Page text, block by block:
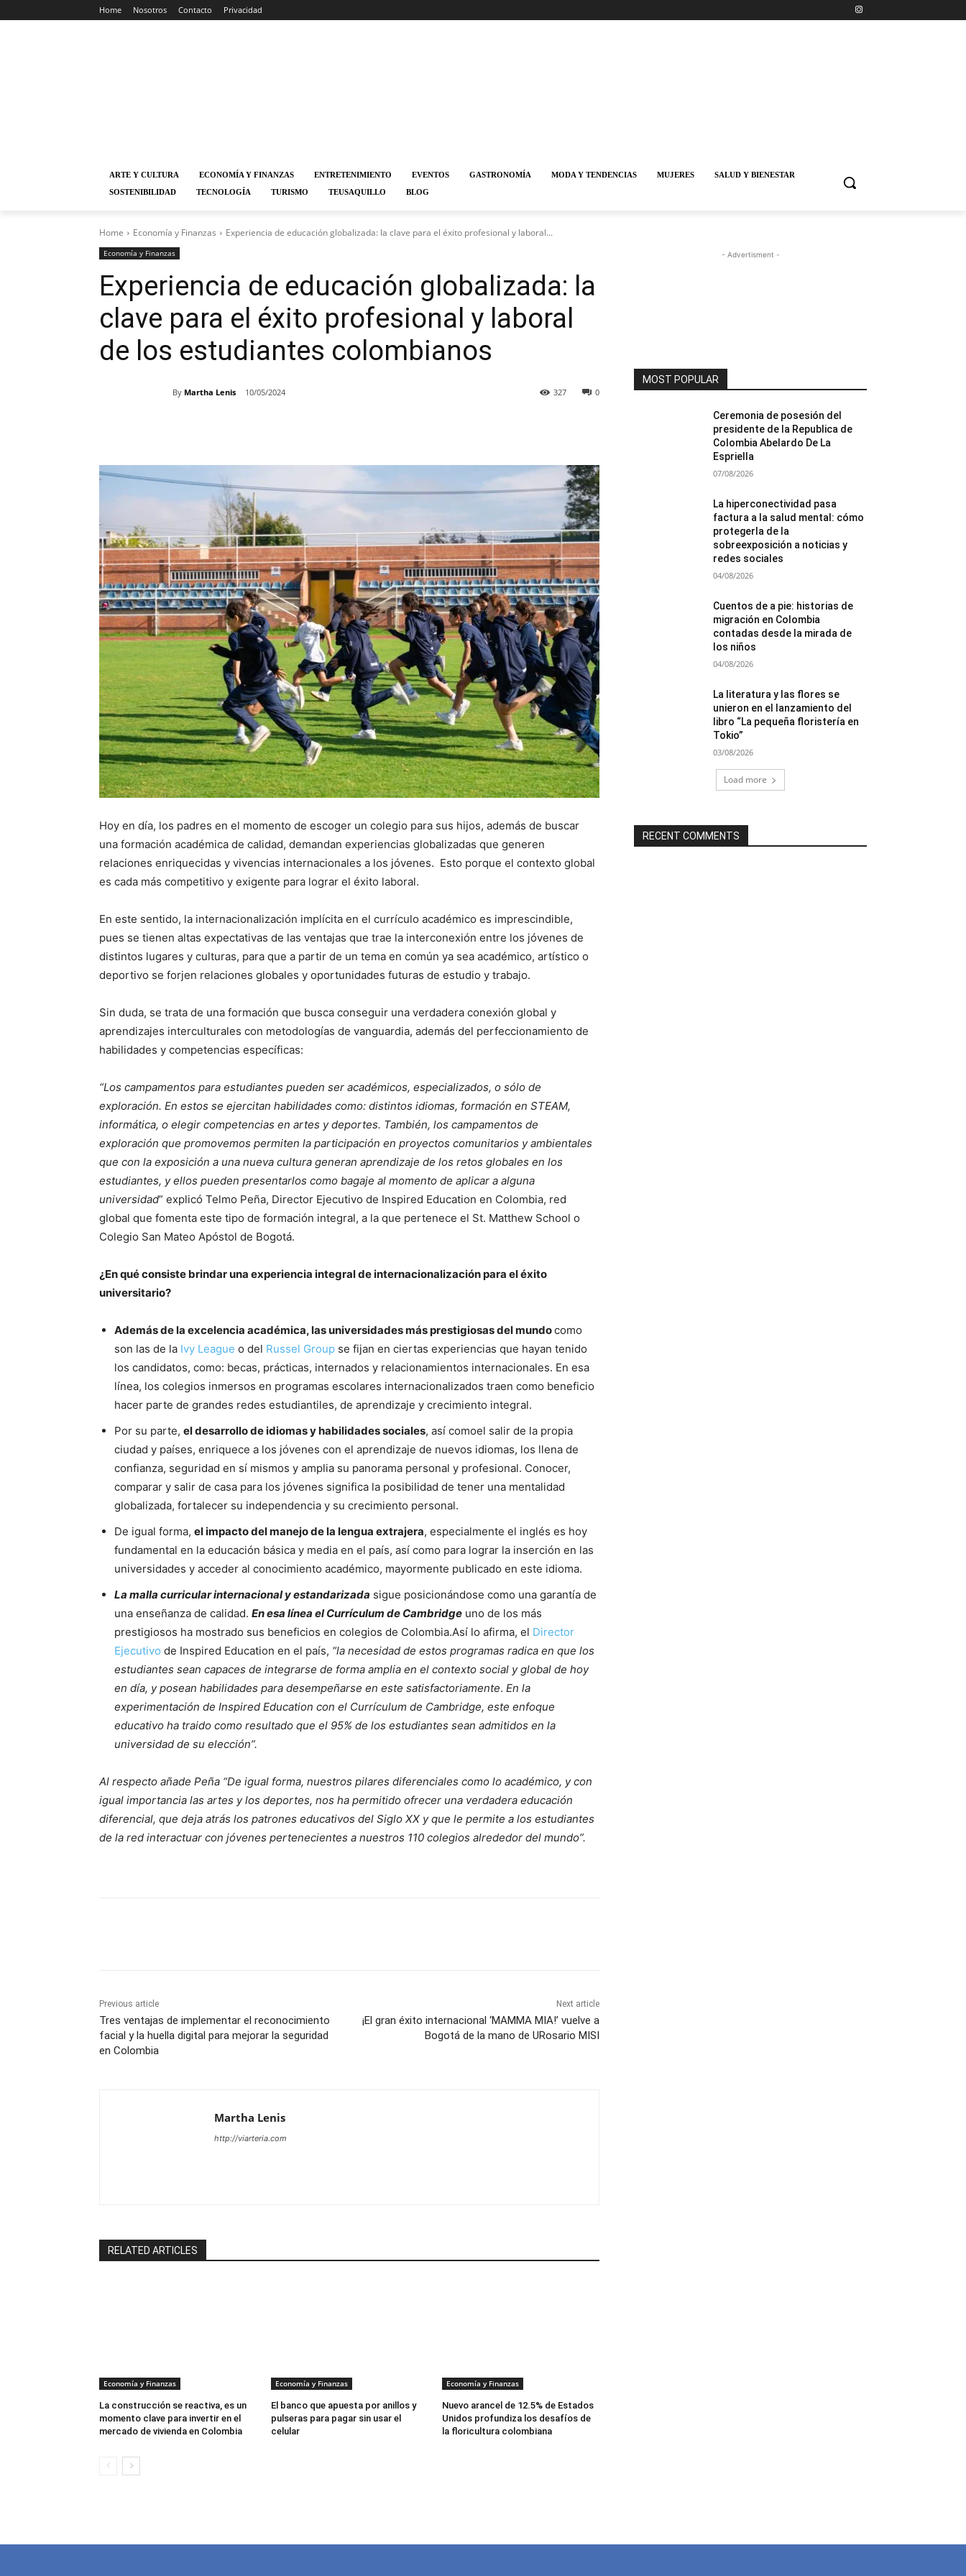
Home Nosotros Contacto Privacidad
ARTE Y CULTURA ECONOMÍA Y FINANZAS ENTRETENIMIENTO EVENTOS GASTRONOMÍA MODA Y TENDENCIAS MUJERES
SALUD Y BIENESTAR
SOSTENIBILIDAD
TECNOLOGÍA TURISMO TEUSAQUILLO BLOG
Home Economía y Finanzas Experiencia de educación globalizada: la clave para el éxito profesional y laboral...
Economía y Finanzas
Experiencia de educación globalizada: la
clave para el éxito profesional y laboral
de los estudiantes colombianos
By Martha Lenis 10/05/2024 0
327
Hoy en día, los padres en el momento de escoger un colegio para sus hijos, además de buscar
una formación académica de calidad, demandan experiencias globalizadas que generen
relaciones enriquecidas y vivencias internacionales a los jóvenes. Esto porque el contexto global
es cada más competitivo y exigente para lograr el éxito laboral.
En este sentido, la internacionalización implícita en el currículo académico es imprescindible,
pues se tienen altas expectativas de las ventajas que trae la interconexión entre los jóvenes de
distintos lugares y culturas, para que a partir de un tema en común ya sea académico, artístico o
deportivo se forjen relaciones globales y oportunidades futuras de estudio y trabajo.
Sin duda, se trata de una formación que busca conseguir una verdadera conexión global y
aprendizajes interculturales con metodologías de vanguardia, además del perfeccionamiento de
habilidades y competencias específicas:
“Los campamentos para estudiantes pueden ser académicos, especializados, o sólo de
exploración. En estos se ejercitan habilidades como: distintos idiomas, formación en STEAM,
informática, o elegir competencias en artes y deportes. También, los campamentos de
exploración que promovemos permiten la participación en proyectos comunitarios y ambientales
que con la exposición a una nueva cultura generan aprendizaje de los retos globales en los
estudiantes, y ellos pueden presentarlos como bagaje al momento de aplicar a alguna
universidad” explicó Telmo Peña, Director Ejecutivo de Inspired Education en Colombia, red
global que fomenta este tipo de formación integral, a la que pertenece el St. Matthew School o
Colegio San Mateo Apóstol de Bogotá.
¿En qué consiste brindar una experiencia integral de internacionalización para el éxito
universitario?
Además de la excelencia académica, las universidades más prestigiosas del mundocomo
son las de la Ivy League o del Russel Group se fijan en ciertas experiencias que hayan tenido
los candidatos, como: becas, prácticas, internados y relacionamientos internacionales. En esa
línea, los colegios inmersos en programas escolares internacionalizados traen como beneficio
hacer parte de grandes redes estudiantiles, de aprendizaje y crecimiento integral.
Por su parte, el desarrollo de idiomas y habilidades sociales, así comoel salir de la propia
ciudad y países, enriquece a los jóvenes con el aprendizaje de nuevos idiomas, los llena de
confianza, seguridad en sí mismos y amplia su panorama personal y profesional. Conocer,
comparar y salir de casa para los jóvenes significa la posibilidad de tener una mentalidad
globalizada, fortalecer su independencia y su crecimiento personal.
De igual forma, el impacto del manejo de la lengua extrajera, especialmente el inglés es hoy
fundamental en la educación básica y media en el país, así como para lograr la inserción en las
universidades y acceder al conocimiento académico, mayormente publicado en este idioma.
La malla curricular internacional y estandarizada sigue posicionándose como una garantía de
una enseñanza de calidad. En esa línea el Currículum de Cambridge uno de los más
prestigiosos ha mostrado sus beneficios en colegios de Colombia.Así lo afirma, el Director
Ejecutivo de Inspired Education en el país, “la necesidad de estos programas radica en que los
estudiantes sean capaces de integrarse de forma amplia en el contexto social y global de hoy
en día, y posean habilidades para desempeñarse en este satisfactoriamente. En la
experimentación de Inspired Education con el Currículum de Cambridge, este enfoque
educativo ha traido como resultado que el 95% de los estudiantes sean admitidos en la
universidad de su elección”.
Al respecto añade Peña “De igual forma, nuestros pilares diferenciales como lo académico, y con
igual importancia las artes y los deportes, nos ha permitido ofrecer una verdadera educación
diferencial, que deja atrás los patrones educativos del Siglo XX y que le permite a los estudiantes
de la red interactuar con jóvenes pertenecientes a nuestros 110 colegios alrededor del mundo”.
Previous article
Tres ventajas de implementar el reconocimiento
facial y la huella digital para mejorar la seguridad
en Colombia
Next article
¡El gran éxito internacional ‘MAMMA MIA!’ vuelve a
Bogotá de la mano de URosario MISI
Martha Lenis
http://viarteria.com
RELATED ARTICLES
Economía y Finanzas
La construcción se reactiva, es un
momento clave para invertir en el
mercado de vivienda en Colombia
Economía y Finanzas
El banco que apuesta por anillos y
pulseras para pagar sin usar el
celular
Economía y Finanzas
Nuevo arancel de 12.5% de Estados
Unidos profundiza los desafíos de
la floricultura colombiana
- Advertisment -
MOST POPULAR
Ceremonia de posesión del
presidente de la Republica de
Colombia Abelardo De La
Espriella
07/08/2026
La hiperconectividad pasa
factura a la salud mental: cómo
protegerla de la
sobreexposición a noticias y
redes sociales
04/08/2026
Cuentos de a pie: historias de
migración en Colombia
contadas desde la mirada de
los niños
04/08/2026
La literatura y las flores se
unieron en el lanzamiento del
libro “La pequeña floristería en
Tokio”
03/08/2026
Load more
RECENT COMMENTS